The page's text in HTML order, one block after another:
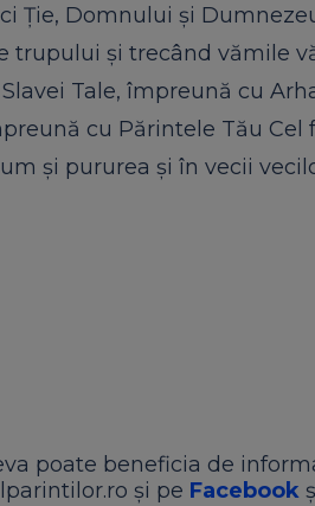
Ție, Domnului și
trupului și trecând vămile
Tale, împreună cu
cu Părintele Tău Cel
și pururea și în vecii
poate beneficia de
și pe Facebook